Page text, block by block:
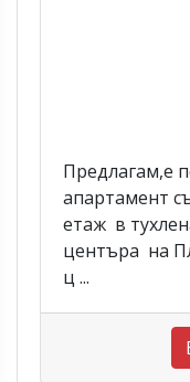
Предлагам,е
апартамент
етаж в
центъра на
ц ...